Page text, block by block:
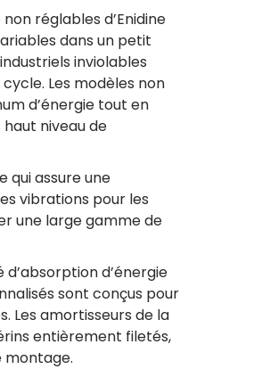
réglables d’Enidine
dans un petit
inviolables
Les modèles non
d’énergie tout en
niveau de
qui assure une
vibrations pour les
une large gamme de
d’énergie
sont conçus pour
Les amortisseurs de la
entièrement filetés,
montage.